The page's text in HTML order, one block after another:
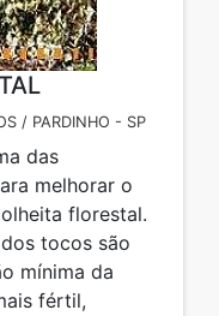
/ PARDINHO - SP
das
melhorar o
florestal.
tocos são
mínima da
fértil,